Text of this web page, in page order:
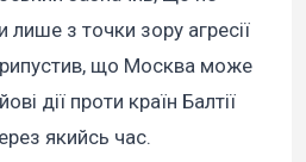
лише з точки зору агресії
що Москва може
дії проти країн Балтії
якийсь час.